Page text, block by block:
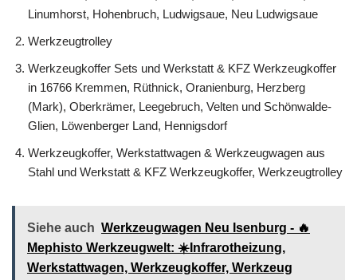
Linumhorst, Hohenbruch, Ludwigsaue, Neu Ludwigsaue
Werkzeugtrolley
Werkzeugkoffer Sets und Werkstatt & KFZ Werkzeugkoffer
in 16766 Kremmen, Rüthnick, Oranienburg, Herzberg
(Mark), Oberkrämer, Leegebruch, Velten und Schönwalde-
Glien, Löwenberger Land, Hennigsdorf
Werkzeugkoffer, Werkstattwagen & Werkzeugwagen aus
Stahl und Werkstatt & KFZ Werkzeugkoffer, Werkzeugtrolley
Siehe auch Werkzeugwagen Neu Isenburg - 🔥
Mephisto Werkzeugwelt: ☀️Infrarotheizung,
Werkstattwagen, Werkzeugkoffer, Werkzeug